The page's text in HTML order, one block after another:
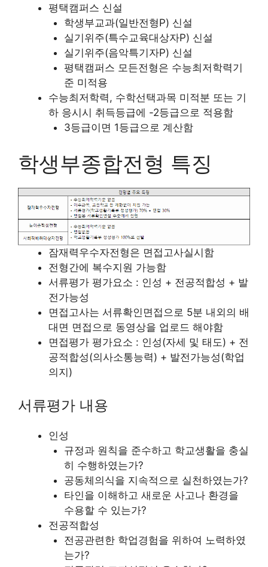
평택캠퍼스 신설
학생부교과(일반전형P) 신설
실기위주(특수교육대상자P) 신설
실기위주(음악특기자P) 신설
평택캠퍼스 모든전형은 수능최저학력기
준 미적용
수능최저학력, 수학선택과목 미적분 또는 기
하 응시시 취득등급에 -2등급으로 적용함
3등급이면 1등급으로 계산함
학생부종합전형 특징
잠재력우수자전형은 면접고사실시함
전형간에 복수지원 가능함
서류평가 평가요소 : 인성 + 전공적합성 + 발
전가능성
면접고사는 서류확인면접으로 5분 내외의 배
대면 면접으로 동영상을 업로드 해야함
면접평가 평가요소 : 인성(자세 및 태도) + 전
공적합성(의사소통능력) + 발전가능성(학업
의지)
서류평가 내용
인성
규정과 원칙을 준수하고 학교생활을 충실
히 수행하였는가?
공동체의식을 지속적으로 실천하였는가?
타인을 이해하고 새로운 사고나 환경을
수용할 수 있는가?
전공적합성
전공관련한 학업경험을 위하여 노력하였
는가?